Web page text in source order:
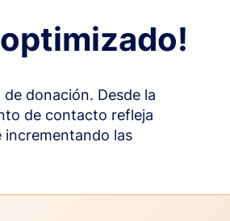
donación. Desde la
de contacto refleja
las